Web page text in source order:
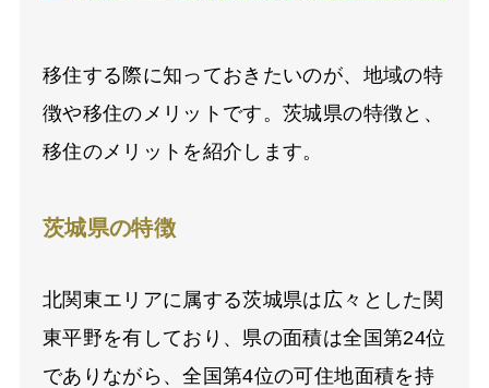
移住する際に知っておきたいのが、地域の特
徴や移住のメリットです。茨城県の特徴と、
移住のメリットを紹介します。
茨城県の特徴
北関東エリアに属する茨城県は広々とした関
東平野を有しており、県の面積は全国第24位
でありながら、全国第4位の可住地面積を持